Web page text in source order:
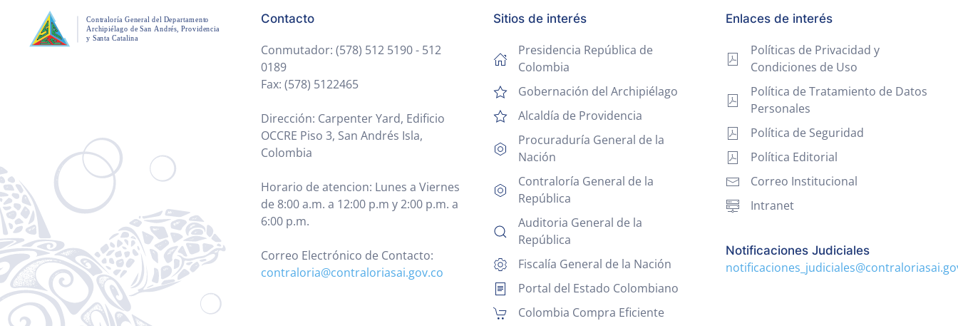
Contacto
Conmutador: (578) 512 5190 - 512
0189
Fax: (578) 5122465
Dirección: Carpenter Yard, Edificio
OCCRE Piso 3, San Andrés Isla,
Colombia
Horario de atencion: Lunes a Viernes
de 8:00 a.m. a 12:00 p.m y 2:00 p.m. a
6:00 p.m.
Correo Electrónico de Contacto:
contraloria@contraloriasai.gov.co
Enlaces de interés
Políticas de Privacidad y
Condiciones de Uso
Política de Tratamiento de Datos
Personales
Política de Seguridad
Política Editorial
Correo Institucional
Intranet
Notificaciones Judiciales
Sitios de interés
Presidencia República de
Colombia
Gobernación del Archipiélago
Alcaldía de Providencia
Procuraduría General de la
Nación
Contraloría General de la
República
Auditoria General de la
República
Fiscalía General de la Nación
Portal del Estado Colombiano
Colombia Compra Eficiente